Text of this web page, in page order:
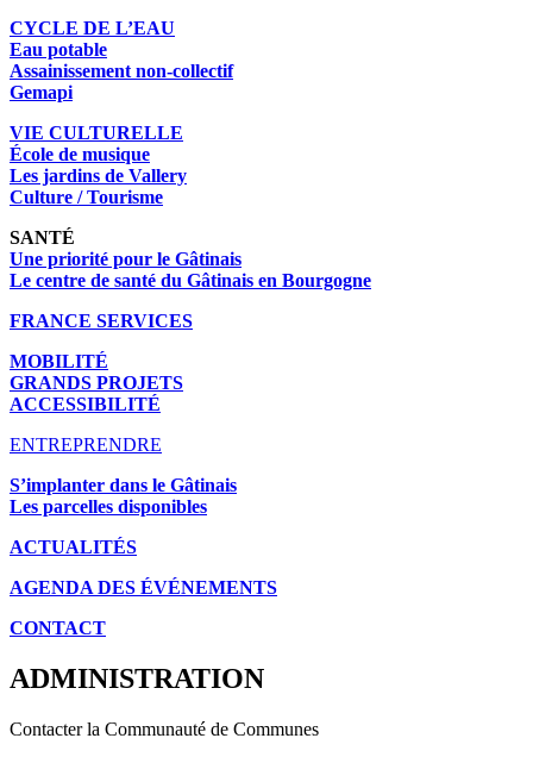
CYCLE DE L’EAU
Eau potable
Assainissement non-collectif
Gemapi
VIE CULTURELLE
École de musique
Les jardins de Vallery
Culture / Tourisme
SANTÉ
Une priorité pour le Gâtinais
Le centre de santé du Gâtinais en Bourgogne
FRANCE SERVICES
MOBILITÉ
GRANDS PROJETS
ACCESSIBILITÉ
ENTREPRENDRE
S’implanter dans le Gâtinais
Les parcelles disponibles
ACTUALITÉS
AGENDA DES ÉVÉNEMENTS
CONTACT
ADMINISTRATION
Contacter la Communauté de Communes